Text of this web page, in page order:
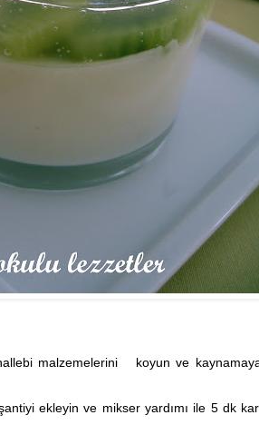
malzemelerini koyun ve
ekleyin ve mikser yardımı ile 5 dk